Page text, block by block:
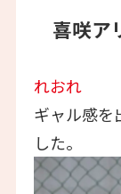
喜咲ア
れおれ
ギャル感を
した。